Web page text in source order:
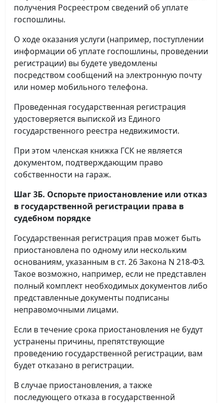
получения Росреестром сведений об уплате
госпошлины.
О ходе оказания услуги (например, поступлении
информации об уплате госпошлины, проведении
регистрации) вы будете уведомлены
посредством сообщений на электронную почту
или номер мобильного телефона.
Проведенная государственная регистрация
удостоверяется выпиской из Единого
государственного реестра недвижимости.
При этом членская книжка ГСК не является
документом, подтверждающим право
собственности на гараж.
Шаг 3Б. Оспорьте приостановление или отказ
в государственной регистрации права в
судебном порядке
Государственная регистрация прав может быть
приостановлена по одному или нескольким
основаниям, указанным в ст. 26 Закона N 218-ФЗ.
Такое возможно, например, если не представлен
полный комплект необходимых документов либо
представленные документы подписаны
неправомочными лицами.
Если в течение срока приостановления не будут
устранены причины, препятствующие
проведению государственной регистрации, вам
будет отказано в регистрации.
В случае приостановления, а также
последующего отказа в государственной